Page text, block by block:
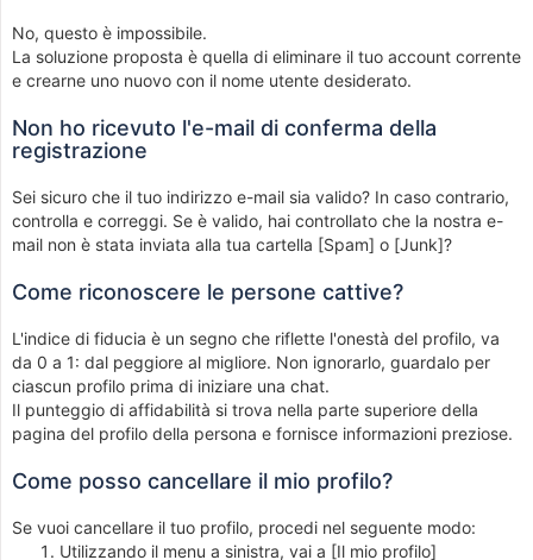
No, questo è impossibile.
La soluzione proposta è quella di eliminare il tuo account corrente
e crearne uno nuovo con il nome utente desiderato.
Non ho ricevuto l'e-mail di conferma della
registrazione
Sei sicuro che il tuo indirizzo e-mail sia valido? In caso contrario,
controlla e correggi. Se è valido, hai controllato che la nostra e-
mail non è stata inviata alla tua cartella [Spam] o [Junk]?
Come riconoscere le persone cattive?
L'indice di fiducia è un segno che riflette l'onestà del profilo, va
da 0 a 1: dal peggiore al migliore. Non ignorarlo, guardalo per
ciascun profilo prima di iniziare una chat.
Il punteggio di affidabilità si trova nella parte superiore della
pagina del profilo della persona e fornisce informazioni preziose.
Come posso cancellare il mio profilo?
Se vuoi cancellare il tuo profilo, procedi nel seguente modo:
Utilizzando il menu a sinistra, vai a [Il mio profilo]